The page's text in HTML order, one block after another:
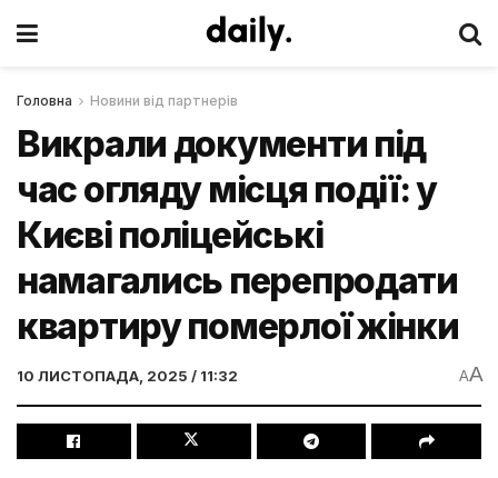
Головна Новини від партнерів
Викрали документи під
час огляду місця події: у
Києві поліцейські
намагались перепродати
квартиру померлої жінки
10 ЛИСТОПАДА, 2025 / 11:32 AA